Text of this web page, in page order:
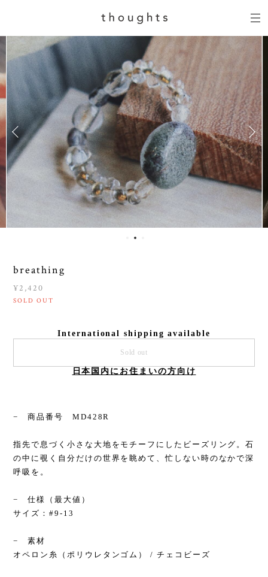
breathing
¥2,420
SOLD OUT
International shipping available
Sold out
日本国内にお住まいの方向け
− 商品番号 MD428R
指先で息づく小さな大地をモチーフにしたビーズリング。石
の中に覗く自分だけの世界を眺めて、忙しない時のなかで深
呼吸を。
− 仕様（最大値）
サイズ：#9-13
− 素材
オペロン糸（ポリウレタンゴム） / チェコビーズ